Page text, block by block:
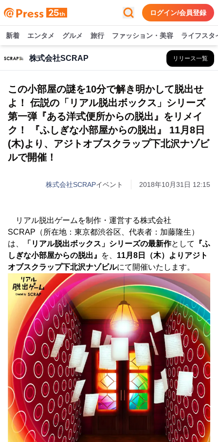
ログイン/会員登録
新着 エンタメ グルメ 旅行 ファッション・美容 ライフスタ
株式会社SCRAP リリース一覧
この小部屋の謎を10分で解き明かして脱出せ
よ！ 伝説の「リアル脱出ボックス」シリーズ
第一弾『ある洋式便所からの脱出』をリメイ
ク！ 『ふしぎな小部屋からの脱出』 11月8日
(木)より、アジトオブスクラップ下北沢ナゾビ
ルで開催！
株式会社SCRAPイベント 2018年10月31日 12:15
リアル脱出ゲームを制作・運営する株式会社
SCRAP（所在地：東京都渋谷区、代表者：加藤隆生）
は、
「リアル脱出ボックス」シリーズの最新作として
『ふ
しぎな小部屋からの脱出』
を、 11月8日（木）よりアジト
オブスクラップ下北沢ナゾビルにて開催いたします。